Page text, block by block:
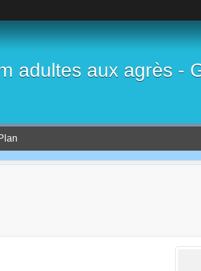
adultes aux agrès -